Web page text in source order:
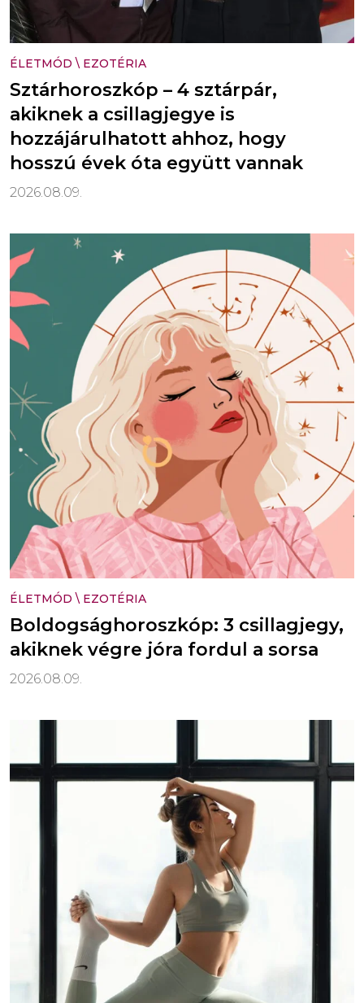
ÉLETMÓD \ EZOTÉRIA
Sztárhoroszkóp – 4 sztárpár,
akiknek a csillagjegye is
hozzájárulhatott ahhoz, hogy
hosszú évek óta együtt vannak
2026.08.09.
ÉLETMÓD \ EZOTÉRIA
Boldogsághoroszkóp: 3 csillagjegy,
akiknek végre jóra fordul a sorsa
2026.08.09.